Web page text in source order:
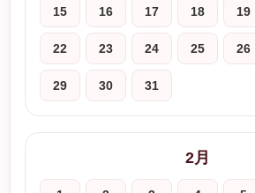
15 16 17 18 19
22 23 24 25 26
29 30 31
2月